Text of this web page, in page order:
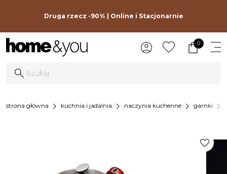
Druga rzecz -90% | Online i Stacjonarnie
0
strona główna chevron_right kuchnia i jadalnia chevron_right naczynia kuchenne chevron_right garnki chevron_right
favorite